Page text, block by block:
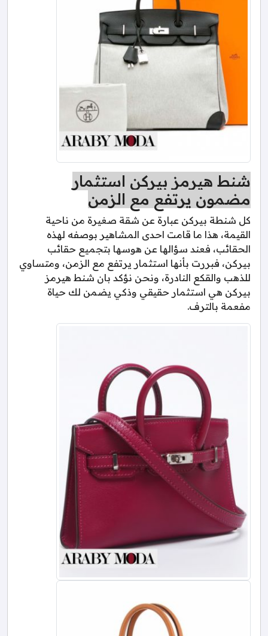
شنط هيرمز بيركن استثمار
مضمون يرتفع مع الزمن
كل شنطة بيركن عبارة عن شقة صغيرة من ناحية
القيمة، هذا ما قامت احدى المشاهير بوصفه لهذه
الحقائب، فعند سؤالها عن هوسها بتجميع حقائب
بيركن، فبررت بأنها استثمار يرتفع مع الزمن، ومتساوي
للذهب والقكع النادرة، ونحن نؤكد بان شنط هيرمز
بيركن هي استثمار حقيقي وذكي يضمن لك حياة
مفعمة بالترف.